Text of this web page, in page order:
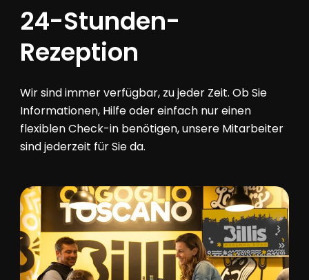
24-Stunden-
Rezeption
Wir sind immer verfügbar, zu jeder Zeit. Ob Sie
Informationen, Hilfe oder einfach nur einen
flexiblen Check-in benötigen, unsere Mitarbeiter
sind jederzeit für Sie da.